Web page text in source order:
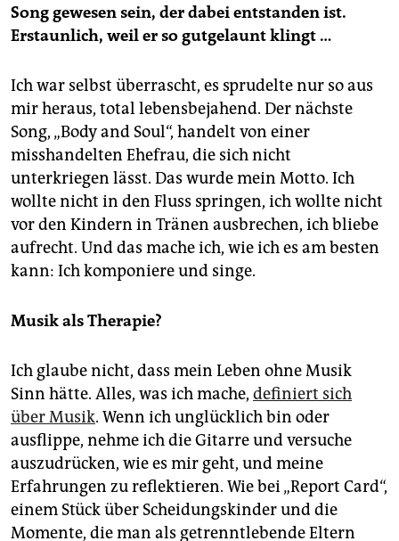
Song gewesen sein, der dabei entstanden ist.
Erstaunlich, weil er so gutgelaunt klingt …
Ich war selbst überrascht, es sprudelte nur so aus
mir heraus, total lebensbejahend. Der nächste
Song, „Body and Soul“, handelt von einer
misshandelten Ehefrau, die sich nicht
unterkriegen lässt. Das wurde mein Motto. Ich
wollte nicht in den Fluss springen, ich wollte nicht
vor den Kindern in Tränen ausbrechen, ich bliebe
aufrecht. Und das mache ich, wie ich es am besten
kann: Ich komponiere und singe.
Musik als Therapie?
Ich glaube nicht, dass mein Leben ohne Musik
Sinn hätte. Alles, was ich mache, definiert sich
über Musik. Wenn ich unglücklich bin oder
ausflippe, nehme ich die Gitarre und versuche
auszudrücken, wie es mir geht, und meine
Erfahrungen zu reflektieren. Wie bei „Report Card“,
einem Stück über Scheidungskinder und die
Momente, die man als getrenntlebende Eltern